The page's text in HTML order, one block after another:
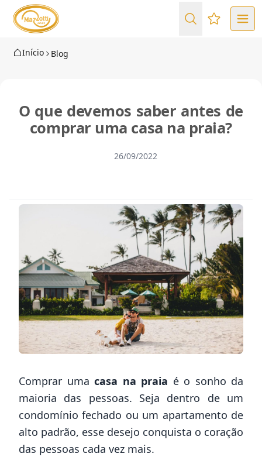
Favoritos
Início Blog
O que devemos saber antes de
comprar uma casa na praia?
26/09/2022
Comprar uma casa na praia é o sonho da
maioria das pessoas. Seja dentro de um
condomínio fechado ou um apartamento de
alto padrão, esse desejo conquista o coração
das pessoas cada vez mais.